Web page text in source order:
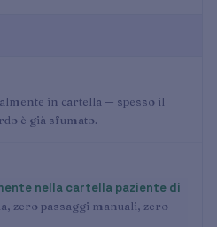
in cartella — spesso il
è già sfumato.
nella cartella paziente di
zero passaggi manuali, zero